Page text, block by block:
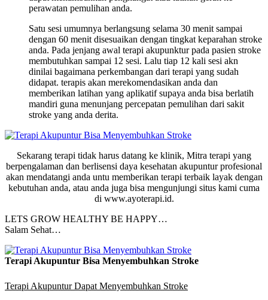
perawatan pemulihan anda.
Satu sesi umumnya berlangsung selama 30 menit sampai
dengan 60 menit disesuaikan dengan tingkat keparahan stroke
anda. Pada jenjang awal terapi akupunktur pada pasien stroke
membutuhkan sampai 12 sesi. Lalu tiap 12 kali sesi akn
dinilai bagaimana perkembangan dari terapi yang sudah
didapat. terapis akan merekomendasikan anda dan
memberikan latihan yang aplikatif supaya anda bisa berlatih
mandiri guna menunjang percepatan pemulihan dari sakit
stroke yang anda derita.
Sekarang terapi tidak harus datang ke klinik, Mitra terapi yang
berpengalaman dan berlisensi daya kesehatan akupuntur profesional
akan mendatangi anda untu memberikan terapi terbaik layak dengan
kebutuhan anda, atau anda juga bisa mengunjungi situs kami cuma
di www.ayoterapi.id.
LETS GROW HEALTHY BE HAPPY…
Salam Sehat…
Terapi Akupuntur Bisa Menyembuhkan Stroke
Terapi Akupuntur Dapat Menyembuhkan Stroke